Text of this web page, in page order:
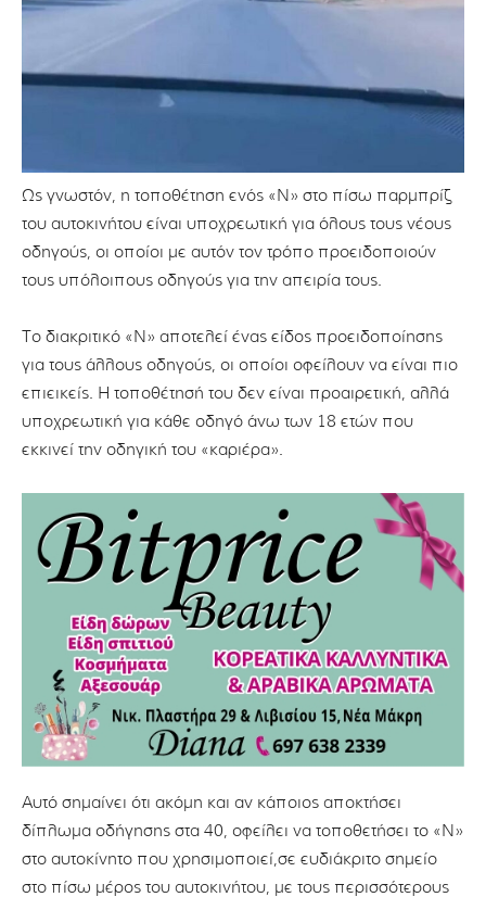
Ως γνωστόν, η τοποθέτηση ενός «Ν» στο πίσω παρμπρίζ
του αυτοκινήτου είναι υποχρεωτική για όλους τους νέους
οδηγούς, οι οποίοι με αυτόν τον τρόπο προειδοποιούν
τους υπόλοιπους οδηγούς για την απειρία τους.
Το διακριτικό «Ν» αποτελεί ένας είδος προειδοποίησης
για τους άλλους οδηγούς, οι οποίοι οφείλουν να είναι πιο
επιεικείς. Η τοποθέτησή του δεν είναι προαιρετική, αλλά
υποχρεωτική για κάθε οδηγό άνω των 18 ετών που
εκκινεί την οδηγική του «καριέρα».
Αυτό σημαίνει ότι ακόμη και αν κάποιος αποκτήσει
δίπλωμα οδήγησης στα 40, οφείλει να τοποθετήσει το «Ν»
στο αυτοκίνητο που χρησιμοποιεί,σε ευδιάκριτο σημείο
στο πίσω μέρος του αυτοκινήτου, με τους περισσότερους